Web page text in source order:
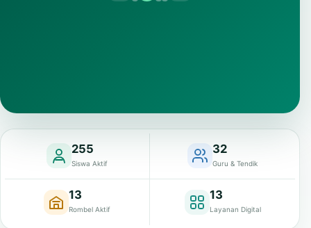
255
Siswa Aktif
32
Guru & Tendik